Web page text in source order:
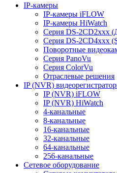
IP-камеры
IP-камеры iFLOW
IP-камеры HiWatch
Серия DS-2CD2xxx
Серия DS-2CD4xxx
Поворотные
Серия PanoVu
Серия ColorVu
Отраслевые решения
IP (NVR)
IP (NVR) iFLOW
IP (NVR) HiWatch
4-канальные
8-канальные
16-канальные
32-канальные
64-канальные
256-канальные
Сетевое оборудование